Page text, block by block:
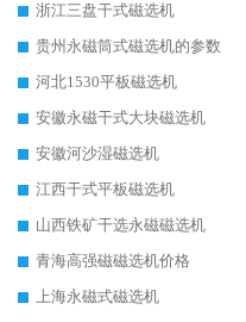
浙江三盘干式磁选机
贵州永磁筒式磁选机的参数
河北1530平板磁选机
安徽永磁干式大块磁选机
安徽河沙湿磁选机
江西干式平板磁选机
山西铁矿干选永磁磁选机
青海高强磁磁选机价格
上海永磁式磁选机